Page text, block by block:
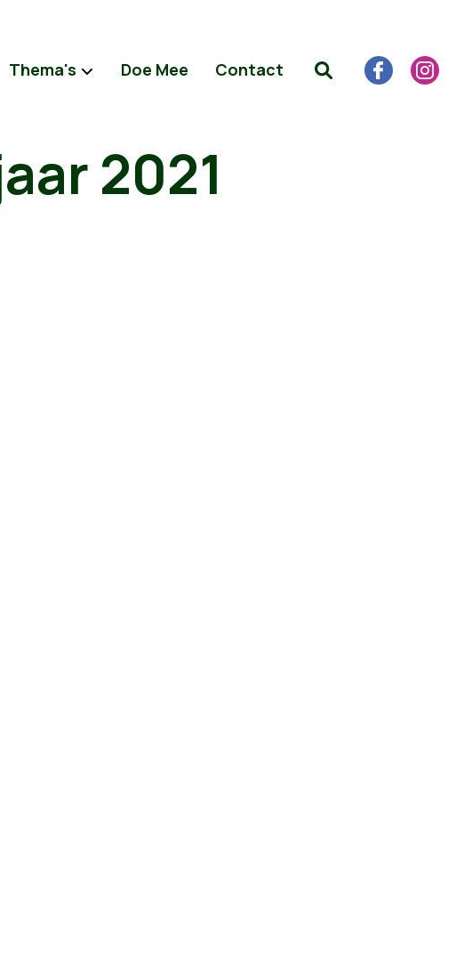
Thema's Doe Mee Contact
2021